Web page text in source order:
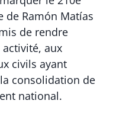
de Ramón Matías
de rendre
aux
civils ayant
consolidation de
national.